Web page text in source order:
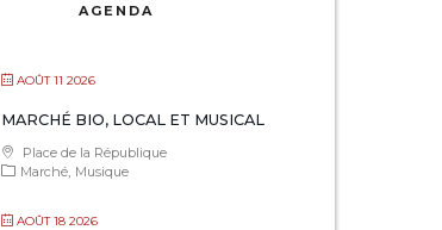
AGENDA
AOÛT 11 2026
MARCHÉ BIO, LOCAL ET MUSICAL
Place de la République
Marché Musique
AOÛT 18 2026